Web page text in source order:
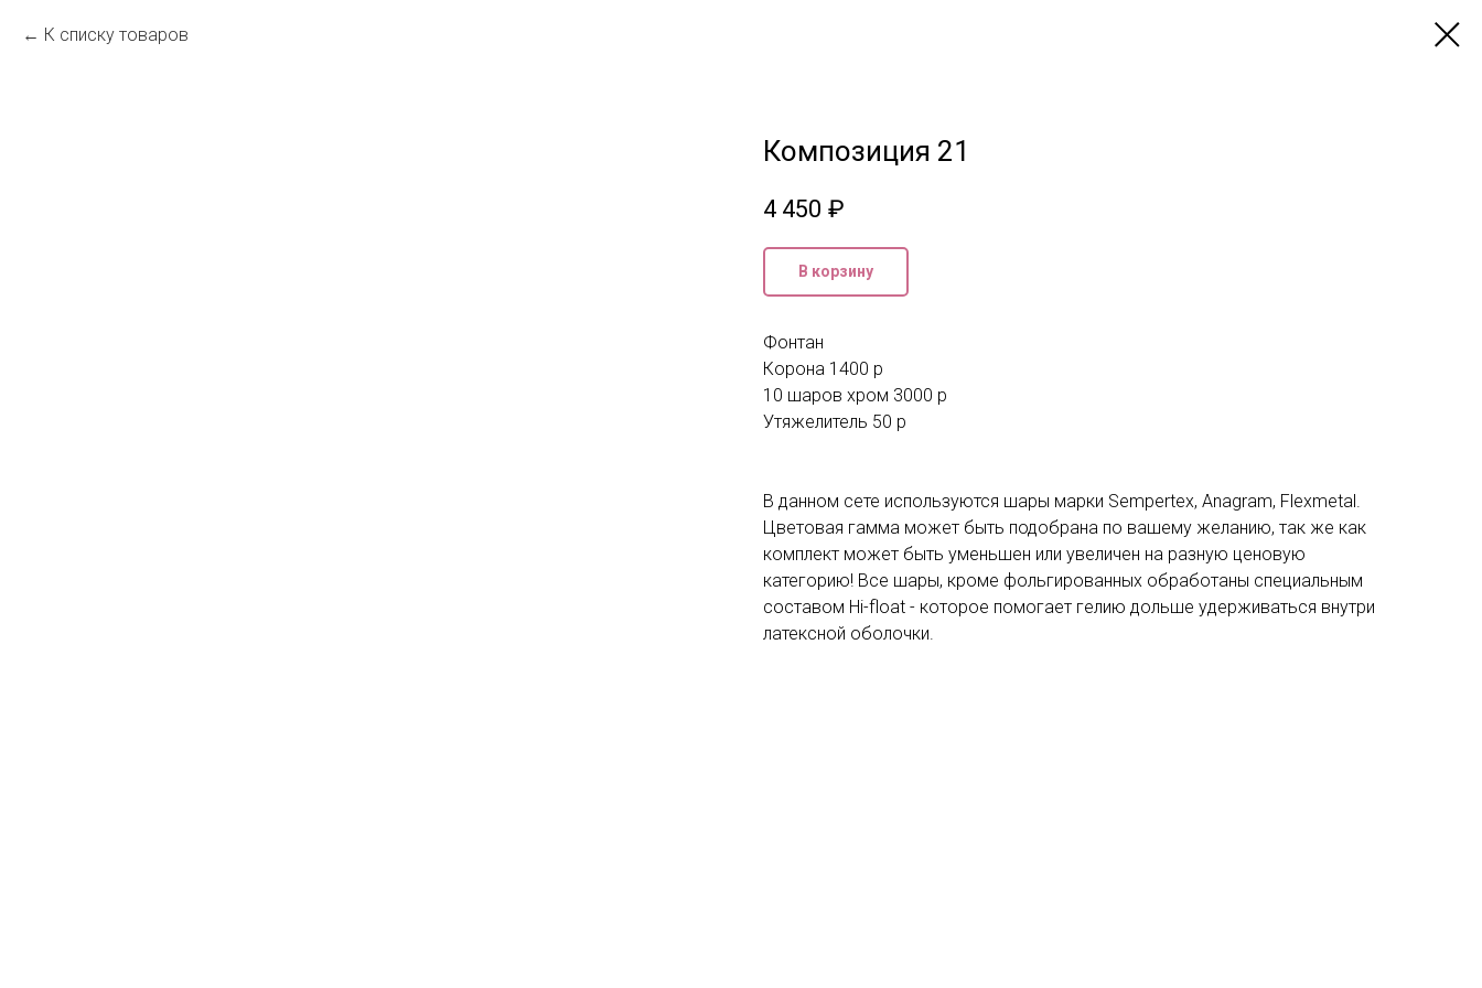
К списку товаров
Композиция 21
4 450 ₽
В корзину
Фонтан
Корона 1400 р
10 шаров хром 3000 р
Утяжелитель 50 р
В данном сете используются шары марки Sempertex, Anagram, Flexmetal.
Цветовая гамма может быть подобрана по вашему желанию, так же как
комплект может быть уменьшен или увеличен на разную ценовую
категорию! Все шары, кроме фольгированных обработаны специальным
составом Hi-float - которое помогает гелию дольше удерживаться внутри
латексной оболочки.